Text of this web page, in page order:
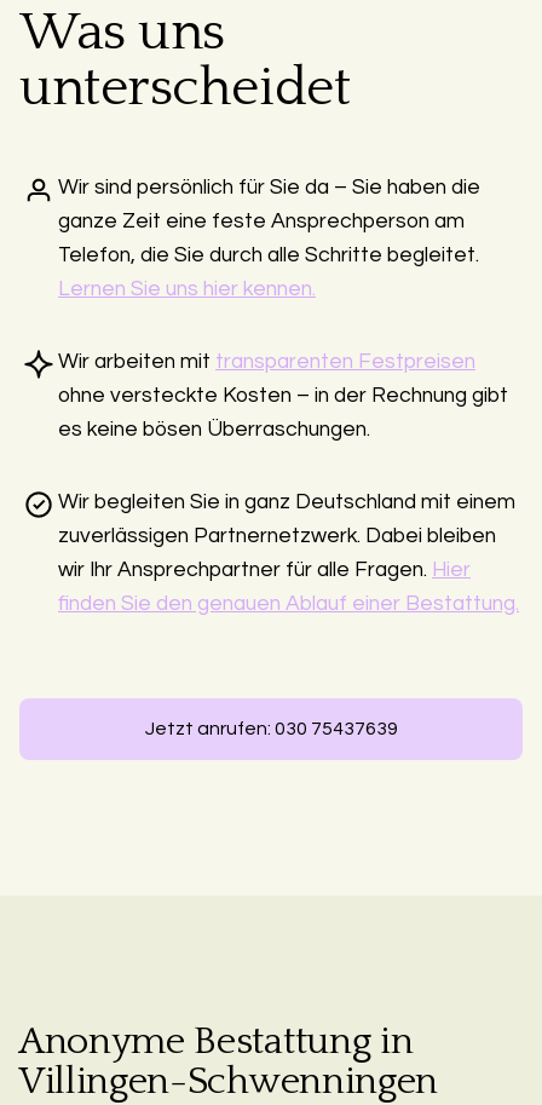
Was uns
unterscheidet
Wir sind persönlich für Sie da – Sie haben die
ganze Zeit eine feste Ansprechperson am
Telefon, die Sie durch alle Schritte begleitet.
Lernen Sie uns hier kennen.
Wir arbeiten mit transparenten Festpreisen
ohne versteckte Kosten – in der Rechnung gibt
es keine bösen Überraschungen.
Wir begleiten Sie in ganz Deutschland mit einem
zuverlässigen Partnernetzwerk. Dabei bleiben
wir Ihr Ansprechpartner für alle Fragen. Hier
finden Sie den genauen Ablauf einer Bestattung.
Jetzt anrufen: 030 75437639
Anonyme Bestattung in
Villingen-Schwenningen